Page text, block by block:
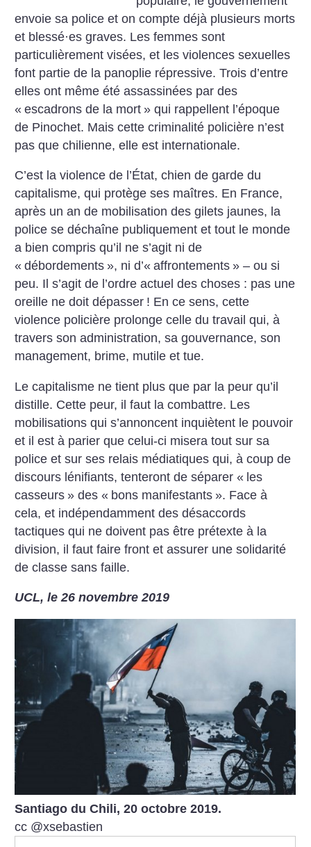
envoie sa police et on compte déjà plusieurs morts
et blessé·es graves. Les femmes sont
particulièrement visées, et les violences sexuelles
font partie de la panoplie répressive. Trois d’entre
elles ont même été assassinées par des
« escadrons de la mort » qui rappellent l’époque
de Pinochet. Mais cette criminalité policière n’est
pas que chilienne, elle est internationale.
C’est la violence de l’État, chien de garde du
capitalisme, qui protège ses maîtres. En France,
après un an de mobilisation des gilets jaunes, la
police se déchaîne publiquement et tout le monde
a bien compris qu’il ne s’agit ni de
« débordements », ni d’« affrontements » – ou si
peu. Il s’agit de l’ordre actuel des choses : pas une
oreille ne doit dépasser ! En ce sens, cette
violence policière prolonge celle du travail qui, à
travers son administration, sa gouvernance, son
management, brime, mutile et tue.
Le capitalisme ne tient plus que par la peur qu’il
distille. Cette peur, il faut la combattre. Les
mobilisations qui s’annoncent inquiètent le pouvoir
et il est à parier que celui-ci misera tout sur sa
police et sur ses relais médiatiques qui, à coup de
discours lénifiants, tenteront de séparer « les
casseurs » des « bons manifestants ». Face à
cela, et indépendamment des désaccords
tactiques qui ne doivent pas être prétexte à la
division, il faut faire front et assurer une solidarité
de classe sans faille.
UCL, le 26 novembre 2019
Santiago du Chili, 20 octobre 2019.
cc @xsebastien